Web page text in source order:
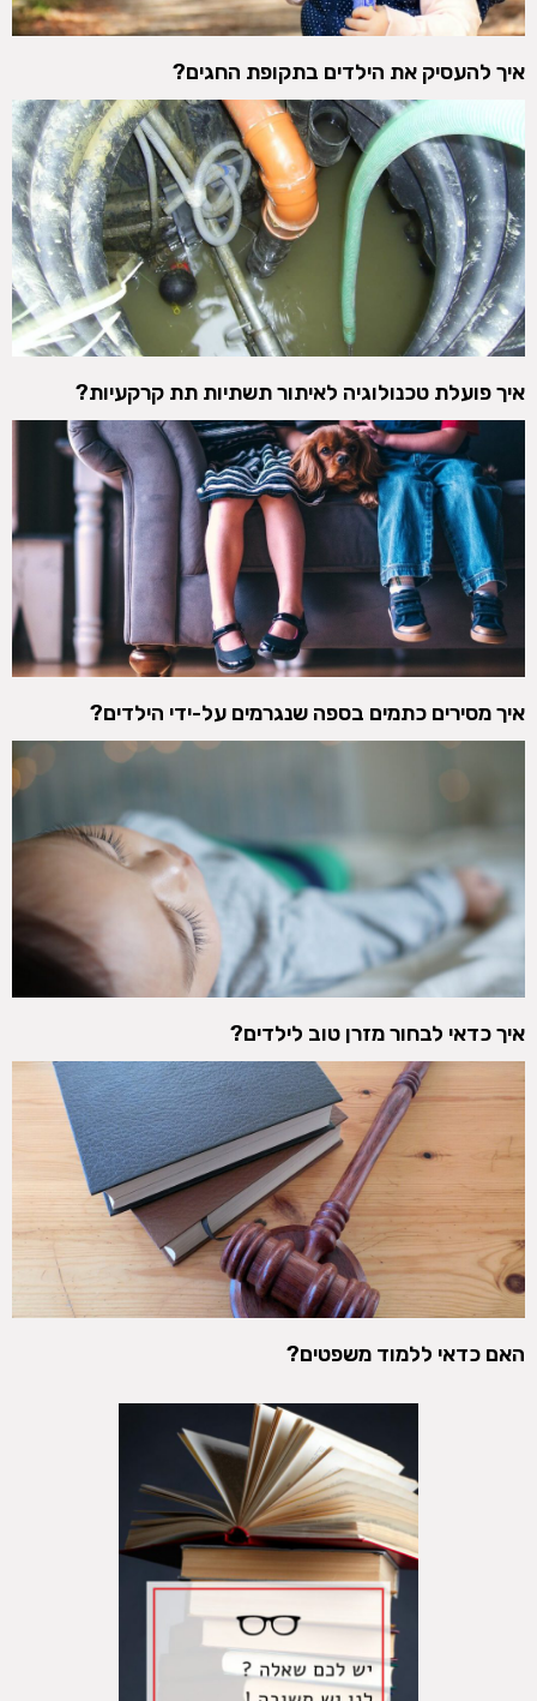
איך להעסיק את הילדים בתקופת החגים?
איך פועלת טכנולוגיה לאיתור תשתיות תת קרקעיות?
איך מסירים כתמים בספה שנגרמים על-ידי הילדים?
איך כדאי לבחור מזרן טוב לילדים?
האם כדאי ללמוד משפטים?